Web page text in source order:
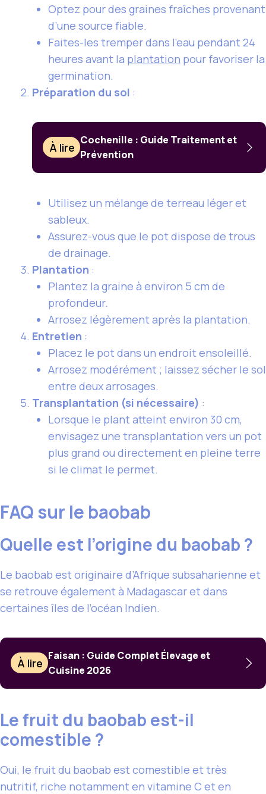
Optez pour des graines fraîches provenant
d’une source fiable.
Faites-les tremper dans l’eau pendant 24
heures avant la plantation pour favoriser la
germination.
Préparation du sol :
À lire
Cochenille : Guide Traitement et
Prévention
Utilisez un mélange de terreau léger et
sableux.
Assurez-vous que le pot dispose de trous
de drainage.
Plantation :
Plantez la graine à environ 5 cm de
profondeur.
Arrosez légèrement après la plantation.
Entretien :
Placez le pot dans un endroit ensoleillé.
Arrosez modérément ; laissez sécher le sol
entre deux arrosages.
Transplantation (si nécessaire) :
Lorsque le plant atteint environ 30 cm,
envisagez une transplantation vers un pot
plus grand ou directement en pleine terre
si le climat le permet.
FAQ sur le baobab
Quelle est l’origine du baobab ?
Le baobab est originaire d’Afrique subsaharienne et
se retrouve également à Madagascar et dans
certaines îles de l’océan Indien.
À lire
Faisan : Guide Complet Élevage et
Cuisine 2026
Le fruit du baobab est-il
comestible ?
Oui, le fruit du baobab est comestible et très
nutritif, riche notamment en vitamine C et en